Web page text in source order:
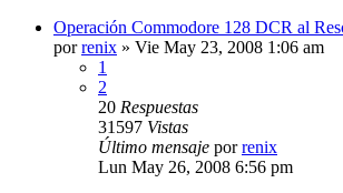
Operación Commodore 128 DCR al
porrenix » Vie May 23, 2008 1:06 am
1
2
20 Respuestas
31597 Vistas
Último mensaje porrenix
Lun May 26, 2008 6:56 pm